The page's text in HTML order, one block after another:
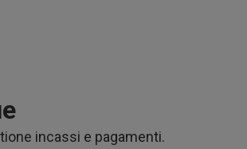
incassi e pagamenti.